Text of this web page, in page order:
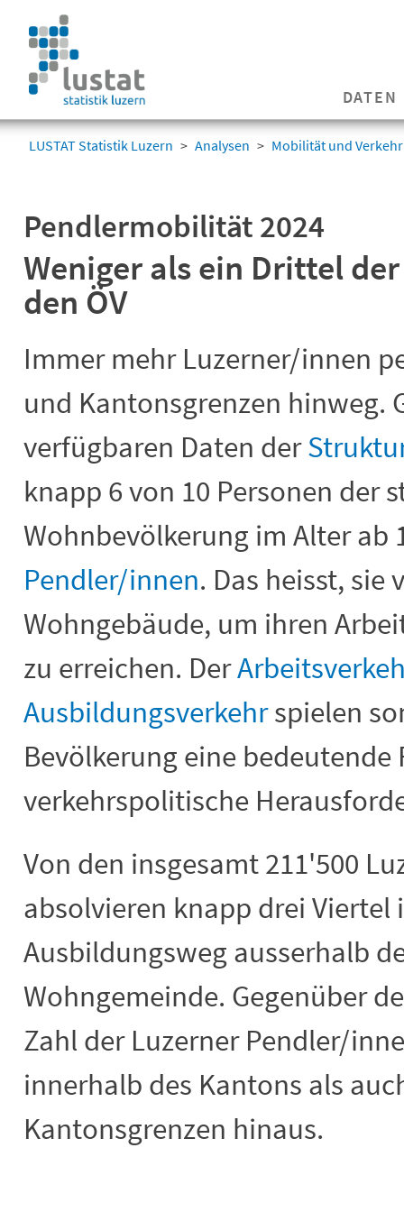
DATEN
LUSTAT Statistik Luzern Analysen Mobilität und Verkehr
Pendlermobilität 2024
Weniger als ein Drittel
den ÖV
Immer mehr Luzerner/innen
und Kantonsgrenzen hinweg.
verfügbaren Daten der
knapp 6 von 10 Personen der
Wohnbevölkerung im Alter ab
Pendler/innen. Das heisst, sie
Wohngebäude, um ihren
zu erreichen. Der
Ausbildungsverkehrspielen
Bevölkerung eine
verkehrspolitische
Von den insgesamt 211'500
absolvieren knapp drei Viertel
Ausbildungsweg ausserhalb
Wohngemeinde. Gegenüber
Zahl der Luzerner Pendler/
innerhalb des Kantons als
Kantonsgrenzen hinaus.